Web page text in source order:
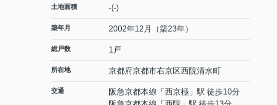
土地面積 -(-)
築年月 2002年12月（築23年）
総戸数 1戸
所在地 京都府京都市右京区西院清水町
交通 阪急京都本線 「 西京極 」駅 徒歩10分